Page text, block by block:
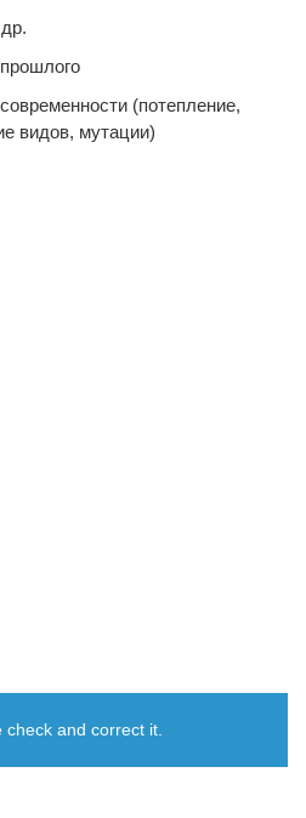
(потепление,
видов, мутации)
check and correct it.